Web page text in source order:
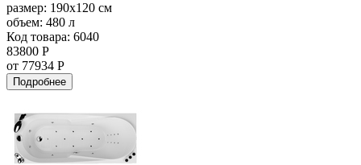
размер: 190x120 см
объем: 480 л
Код товара: 6040
83800 Р
от 77934 Р
Подробнее